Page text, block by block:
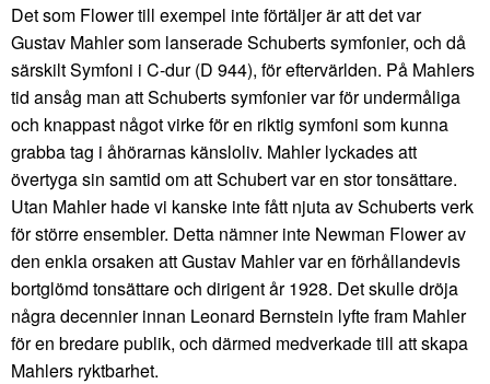
Det som Flower till exempel inte förtäljer är att det var
Gustav Mahler som lanserade Schuberts symfonier, och då
särskilt Symfoni i C-dur (D 944), för eftervärlden. På Mahlers
tid ansåg man att Schuberts symfonier var för undermåliga
och knappast något virke för en riktig symfoni som kunna
grabba tag i åhörarnas känsloliv. Mahler lyckades att
övertyga sin samtid om att Schubert var en stor tonsättare.
Utan Mahler hade vi kanske inte fått njuta av Schuberts verk
för större ensembler. Detta nämner inte Newman Flower av
den enkla orsaken att Gustav Mahler var en förhållandevis
bortglömd tonsättare och dirigent år 1928. Det skulle dröja
några decennier innan Leonard Bernstein lyfte fram Mahler
för en bredare publik, och därmed medverkade till att skapa
Mahlers ryktbarhet.